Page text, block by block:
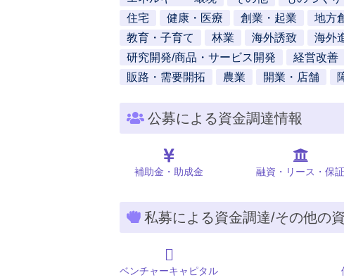
住宅
健康・医療 創業・起業 地方
教育・子育て
林業 海外誘致 海外
研究開発/商品・サービス開発
経営改善
販路・需要開拓
農業 開業・店舗
公募による資金調達情報
補助金・助成金 融資・リース・保証
私募による資金調達/その他の
ベンチャーキャピタル